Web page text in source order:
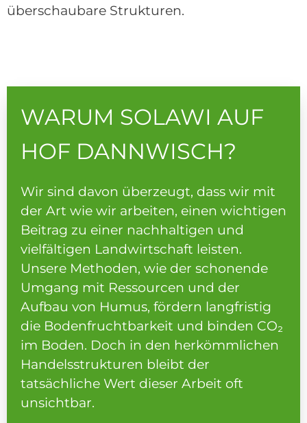
überschaubare Strukturen.
WARUM SOLAWI AUF
HOF DANNWISCH?
Wir sind davon überzeugt, dass wir mit
der Art wie wir arbeiten, einen wichtigen
Beitrag zu einer nachhaltigen und
vielfältigen Landwirtschaft leisten.
Unsere Methoden, wie der schonende
Umgang mit Ressourcen und der
Aufbau von Humus, fördern langfristig
die Bodenfruchtbarkeit und binden CO₂
im Boden. Doch in den herkömmlichen
Handelsstrukturen bleibt der
tatsächliche Wert dieser Arbeit oft
unsichtbar.